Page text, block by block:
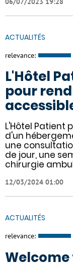
ACTUALITÉS
relevance:
L'Hôtel
pour
L'Hôtel Patient
d'un
une
de jour, une
chirurgie
12/03/2024 01:00
ACTUALITÉS
relevance: